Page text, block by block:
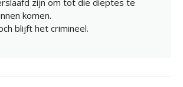
zijn om tot die dieptes te
komen.
blijft het crimineel.